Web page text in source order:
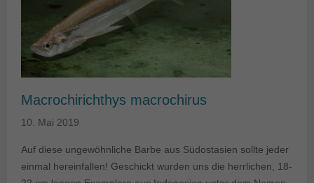
Macrochirichthys macrochirus
10. Mai 2019
Auf diese ungewöhnliche Barbe aus Südostasien sollte jeder
einmal hereinfallen! Geschickt wurden uns die herrlichen, 18-